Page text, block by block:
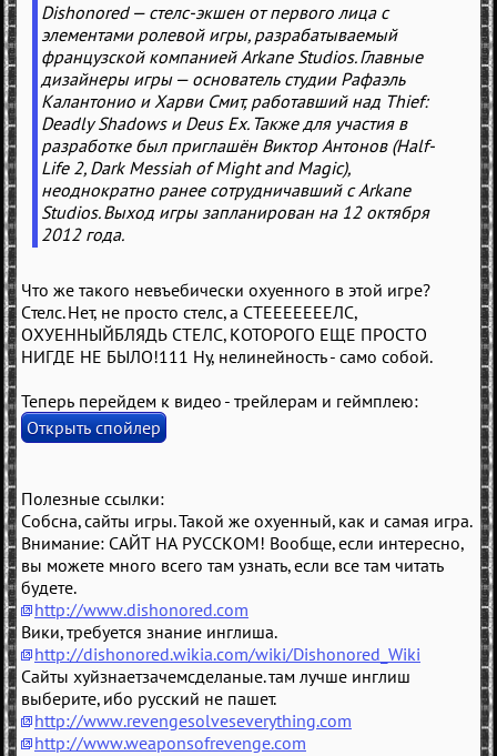
Dishonored — стелс-экшен от первого лица с
элементами ролевой игры, разрабатываемый
французской компанией Arkane Studios. Главные
дизайнеры игры — основатель студии Рафаэль
Калантонио и Харви Смит, работавший над Thief:
Deadly Shadows и Deus Ex. Также для участия в
разработке был приглашён Виктор Антонов (Half-
Life 2, Dark Messiah of Might and Magic),
неоднократно ранее сотрудничавший с Arkane
Studios. Выход игры запланирован на 12 октября
2012 года.
Что же такого невъебически охуенного в этой игре?
Стелс. Нет, не просто стелс, а СТЕЕЕЕЕЕЕЛС,
ОХУЕННЫЙБЛЯДЬ СТЕЛС, КОТОРОГО ЕЩЕ ПРОСТО
НИГДЕ НЕ БЫЛО!111 Ну, нелинейность - само собой.
Теперь перейдем к видео - трейлерам и геймплею:
Полезные ссылки:
Собсна, сайты игры. Такой же охуенный, как и самая игра.
Внимание: САЙТ НА РУССКОМ! Вообще, если интересно,
вы можете много всего там узнать, если все там читать
будете.
http://www.dishonored.com
Вики, требуется знание инглиша.
http://dishonored.wikia.com/wiki/Dishonored_Wiki
Сайты хуйзнаетзачемсделаные. там лучше инглиш
выберите, ибо русский не пашет.
http://www.revengesolveseverything.com
http://www.weaponsofrevenge.com